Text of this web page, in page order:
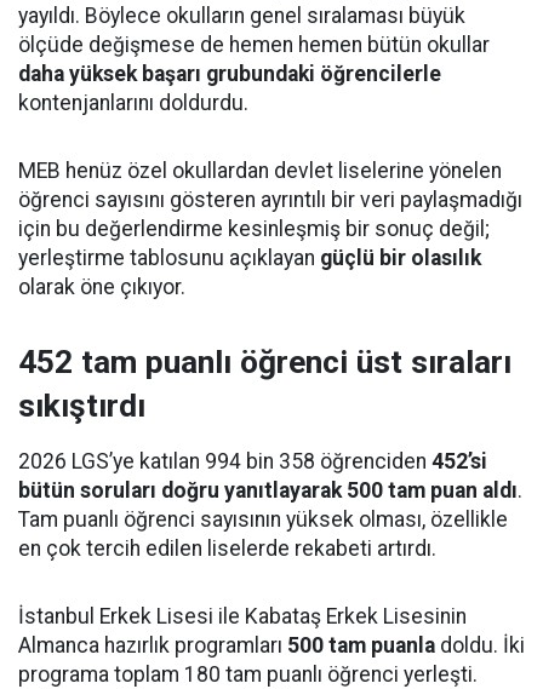
yayıldı. Böylece okulların genel sıralaması büyük
ölçüde değişmese de hemen hemen bütün okullar
daha yüksek başarı grubundaki öğrencilerle
kontenjanlarını doldurdu.
MEB henüz özel okullardan devlet liselerine yönelen
öğrenci sayısını gösteren ayrıntılı bir veri paylaşmadığı
için bu değerlendirme kesinleşmiş bir sonuç değil;
yerleştirme tablosunu açıklayan güçlü bir olasılık
olarak öne çıkıyor.
452 tam puanlı öğrenci üst sıraları
sıkıştırdı
2026 LGS’ye katılan 994 bin 358 öğrenciden 452’si
bütün soruları doğru yanıtlayarak 500 tam puan aldı.
Tam puanlı öğrenci sayısının yüksek olması, özellikle
en çok tercih edilen liselerde rekabeti artırdı.
İstanbul Erkek Lisesi ile Kabataş Erkek Lisesinin
Almanca hazırlık programları 500 tam puanla doldu. İki
programa toplam 180 tam puanlı öğrenci yerleşti.